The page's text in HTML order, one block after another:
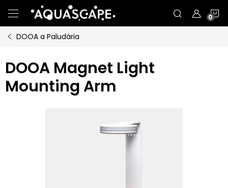
na
obsah
DOOA a Paludária
DOOA Magnet Light
Mounting Arm